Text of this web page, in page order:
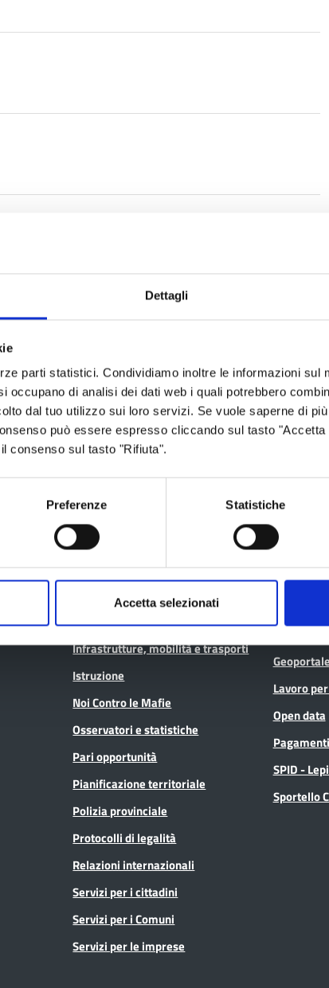
Dettagli
parti statistici. Condividiamo inoltre le informazioni sul
occupano di analisi dei dati web i quali potrebbero
dal tuo utilizzo sui loro servizi. Se vuole saperne di
può essere espresso cliccando sul tasto
consenso sul tasto "Rifiuta".
Preferenze Statistiche
Accetta selezionati
Aree tematiche
Archivio
Bilancio
Conferenza Territoriale Sociale e
Sanitaria (CTSS)
Infrastrutture, mobilità e trasporti
Istruzione
Noi Contro le Mafie
Osservatori e statistiche
Pari opportunità
Pianificazione territoriale
Polizia provinciale
Protocolli di legalità
Relazioni internazionali
Servizi per i cittadini
Servizi per i Comuni
Servizi per le imprese
Servizi
Albo
Albo
Lavoro
Open data
Pagamenti
SPID -
Sportello